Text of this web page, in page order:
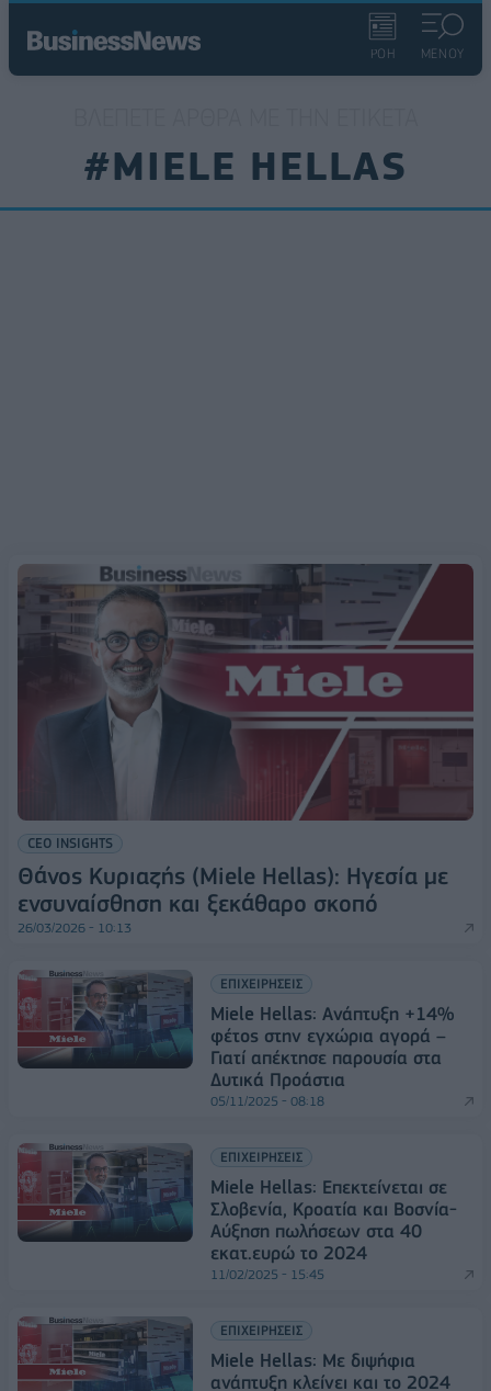
ΡΟΗ ΜΕΝΟΥ
#MIELE HELLAS
CEO INSIGHTS
Θάνος Κυριαζής (Miele Hellas): Ηγεσία με
ενσυναίσθηση και ξεκάθαρο σκοπό
26/03/2026 - 10:13
ΕΠΙΧΕΙΡΗΣΕΙΣ
Miele Hellas: Ανάπτυξη +14%
φέτος στην εγχώρια αγορά –
Γιατί απέκτησε παρουσία στα
Δυτικά Προάστια
05/11/2025 - 08:18
ΕΠΙΧΕΙΡΗΣΕΙΣ
Miele Hellas: Επεκτείνεται σε
Σλοβενία, Κροατία και Βοσνία-
Αύξηση πωλήσεων στα 40
εκατ.ευρώ το 2024
11/02/2025 - 15:45
ΕΠΙΧΕΙΡΗΣΕΙΣ
Miele Hellas: Με διψήφια
ανάπτυξη κλείνει και το 2024